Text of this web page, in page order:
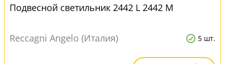
Подвесной светильник 2442 L 2442 M
Reccagni Angelo (Италия) 5 шт.